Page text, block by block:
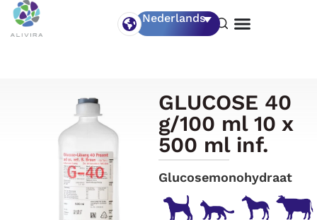
Nederlands
GLUCOSE 40
g/100 ml 10 x
500 ml inf.
Glucosemonohydraat